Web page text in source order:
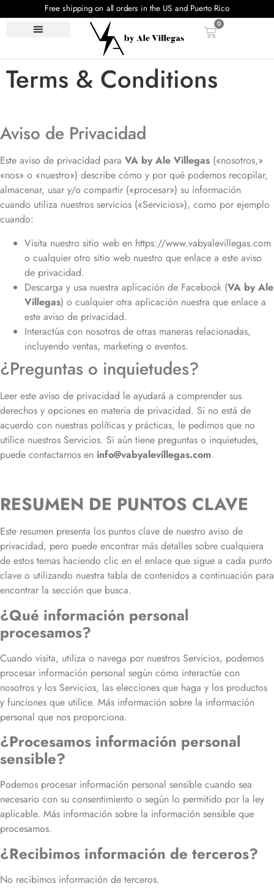
Free shipping on all orders in the US and Puerto Rico
0
Terms & Conditions
Aviso de Privacidad
Este aviso de privacidad para VA by Ale Villegas («nosotros,»
«nos» o «nuestro») describe cómo y por qué podemos recopilar,
almacenar, usar y/o compartir («procesar») su información
cuando utiliza nuestros servicios («Servicios»), como por ejemplo
cuando:
Visita nuestro sitio web en https://www.vabyalevillegas.com
o cualquier otro sitio web nuestro que enlace a este aviso
de privacidad.
Descarga y usa nuestra aplicación de Facebook (VA by Ale
Villegas) o cualquier otra aplicación nuestra que enlace a
este aviso de privacidad.
Interactúa con nosotros de otras maneras relacionadas,
incluyendo ventas, marketing o eventos.
¿Preguntas o inquietudes?
Leer este aviso de privacidad le ayudará a comprender sus
derechos y opciones en materia de privacidad. Si no está de
acuerdo con nuestras políticas y prácticas, le pedimos que no
utilice nuestros Servicios. Si aún tiene preguntas o inquietudes,
puede contactarnos en info@vabyalevillegas.com.
RESUMEN DE PUNTOS CLAVE
Este resumen presenta los puntos clave de nuestro aviso de
privacidad, pero puede encontrar más detalles sobre cualquiera
de estos temas haciendo clic en el enlace que sigue a cada punto
clave o utilizando nuestra tabla de contenidos a continuación para
encontrar la sección que busca.
¿Qué información personal
procesamos?
Cuando visita, utiliza o navega por nuestros Servicios, podemos
procesar información personal según cómo interactúe con
nosotros y los Servicios, las elecciones que haga y los productos
y funciones que utilice. Más información sobre la información
personal que nos proporciona.
¿Procesamos información personal
sensible?
Podemos procesar información personal sensible cuando sea
necesario con su consentimiento o según lo permitido por la ley
aplicable. Más información sobre la información sensible que
procesamos.
¿Recibimos información de terceros?
No recibimos información de terceros.